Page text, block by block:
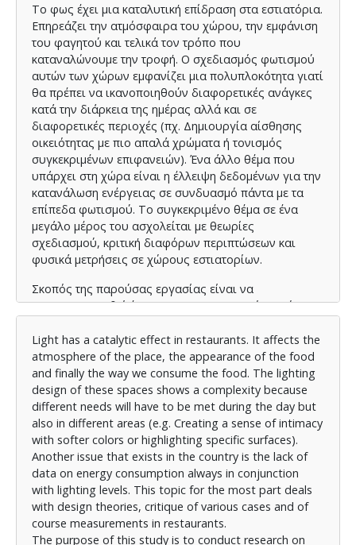
Το φως έχει μια καταλυτική επίδραση στα εστιατόρια.
Επηρεάζει την ατμόσφαιρα του χώρου, την εμφάνιση
του φαγητού και τελικά τον τρόπο που
καταναλώνουμε την τροφή. Ο σχεδιασμός φωτισμού
αυτών των χώρων εμφανίζει μια πολυπλοκότητα γιατί
θα πρέπει να ικανοποιηθούν διαφορετικές ανάγκες
κατά την διάρκεια της ημέρας αλλά και σε
διαφορετικές περιοχές (πχ. Δημιουργία αίσθησης
οικειότητας με πιο απαλά χρώματα ή τονισμός
συγκεκριμένων επιφανειών). Ένα άλλο θέμα που
υπάρχει στη χώρα είναι η έλλειψη δεδομένων για την
κατανάλωση ενέργειας σε συνδυασμό πάντα με τα
επίπεδα φωτισμού. Το συγκεκριμένο θέμα σε ένα
μεγάλο μέρος του ασχολείται με θεωρίες
σχεδιασμού, κριτική διαφόρων περιπτώσεων και
φυσικά μετρήσεις σε χώρους εστιατορίων.
Σκοπός της παρούσας εργασίας είναι να
πραγματοποιηθεί έρευνα για τον φωτισμό σε χώρους
διαφορετικών συνθηκών φωτισμού στην ψυχολογία
και τη διάθεση του καταναλωτή.
Εισαγωγικά αναλύεται το φως και η επιστήμη της
φωτομετρίας. Στην συνέχεια παρουσιάζονται τα
αποτελέσματα των μετρήσεων σε εστιατόρια στην
Μύκονο τόσο ως προς τον γενικό φωτισμό όσο και
ως προς τον ειδικότερο φωτισμό στα τραπέζια
φαγητού, μπαρ, κουζίνες εστιατορίων κλπ. σε σχέση
με την κατανάλωση ενέργειας. Εξετάζονται τα
προβλήματα που προκύπτουν από τον υπάρχοντα
φωτισμό, την αισθητική του χώρου, την θερμοκρασία
χρώματος ανάλογα με τα είδη των φαγητών, τον
Light has a catalytic effect in restaurants. It affects the
atmosphere of the place, the appearance of the food
and finally the way we consume the food. The lighting
design of these spaces shows a complexity because
different needs will have to be met during the day but
also in different areas (e.g. Creating a sense of intimacy
with softer colors or highlighting specific surfaces).
Another issue that exists in the country is the lack of
data on energy consumption always in conjunction
with lighting levels. This topic for the most part deals
with design theories, critique of various cases and of
course measurements in restaurants.
The purpose of this study is to conduct research on